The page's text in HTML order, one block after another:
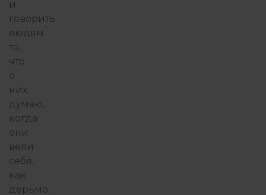
и
говорить
людям
то,
что
о
них
думаю,
когда
они
вели
себя,
как
дерьмо.